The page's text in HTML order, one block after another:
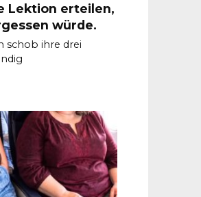
Lektion erteilen,
würde.
schob ihre drei